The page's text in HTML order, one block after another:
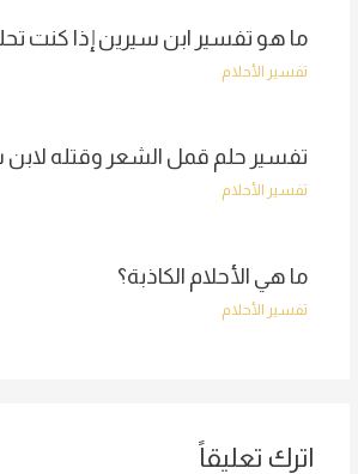
ما هو تفسير ابن سيرين إذا كنت
تفسير الأحلام
تفسير حلم قمل الشعر وقتله
تفسير الأحلام
ما هي الأحلام الكاذبة؟
تفسير الأحلام
اترك تعليقاً